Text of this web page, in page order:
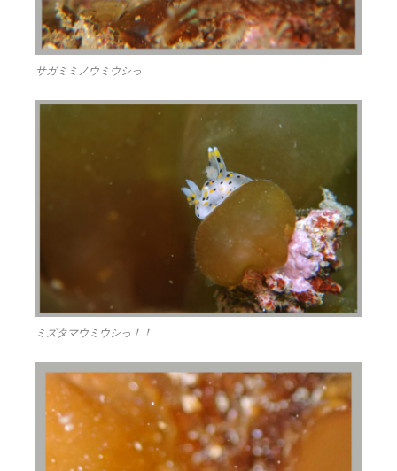
サガミミノウミウシっ
ミズタマウミウシっ！！